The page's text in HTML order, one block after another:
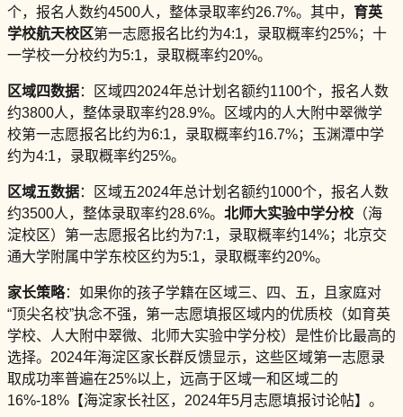
个，报名人数约4500人，整体录取率约26.7%。其中， 育英
学校航天校区第一志愿报名比约为4:1，录取概率约25%；十
一学校一分校约为5:1，录取概率约20%。
区域四数据：区域四2024年总计划名额约1100个，报名人数
约3800人，整体录取率约28.9%。区域内的人大附中翠微学
校第一志愿报名比约为6:1，录取概率约16.7%；玉渊潭中学
约为4:1，录取概率约25%。
区域五数据：区域五2024年总计划名额约1000个，报名人数
约3500人，整体录取率约28.6%。 北师大实验中学分校 （海
淀校区）第一志愿报名比约为7:1，录取概率约14%；北京交
通大学附属中学东校区约为5:1，录取概率约20%。
家长策略：如果你的孩子学籍在区域三、四、五，且家庭对
“顶尖名校”执念不强，第一志愿填报区域内的优质校（如育英
学校、人大附中翠微、北师大实验中学分校）是性价比最高的
选择。2024年海淀区家长群反馈显示，这些区域第一志愿录
取成功率普遍在25%以上，远高于区域一和区域二的
16%-18%【海淀家长社区，2024年5月志愿填报讨论帖】。